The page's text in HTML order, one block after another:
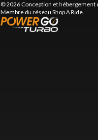
© 2026 Conception et hébergement
Membre du réseauShop A Ride